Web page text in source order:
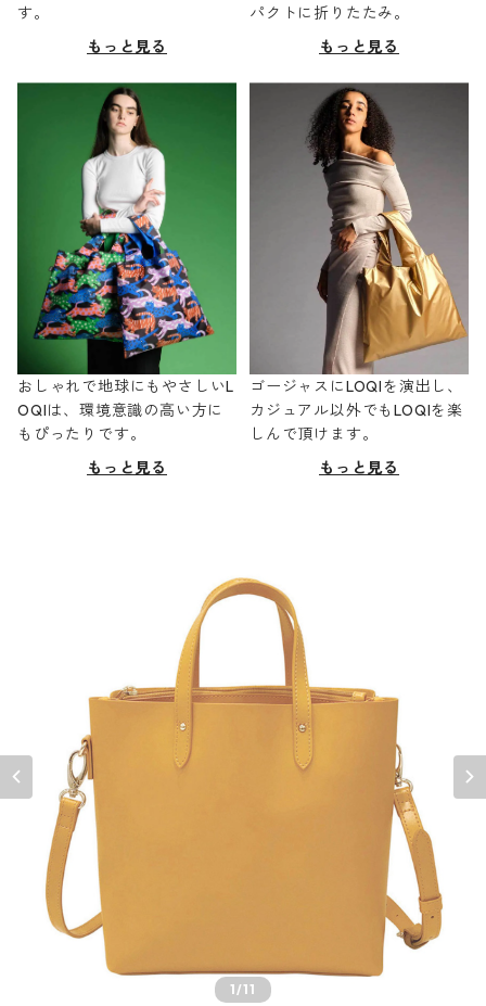
す。
もっと見る
パクトに折りたたみ。
もっと見る
おしゃれで地球にもやさしいL
OQIは、環境意識の高い方に
もぴったりです。
もっと見る
ゴージャスにLOQIを演出し、
カジュアル以外でもLOQIを楽
しんで頂けます。
もっと見る
1/11